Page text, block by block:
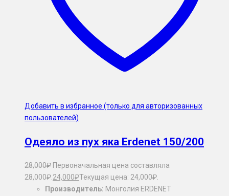
Добавить в избранное (только для авторизованных
пользователей)
Одеяло из пух яка Erdenet 150/200
28,000₽ Первоначальная цена составляла
28,000₽.24,000₽Текущая цена: 24,000₽.
Производитель: Монголия ERDENET